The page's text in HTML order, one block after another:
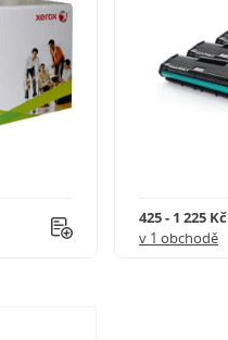
425 - 1 225 Kč
v 1 obchodě